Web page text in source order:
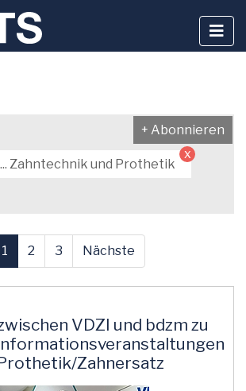
+ Abonnieren
Zahntechnik und Prothetik
x
1 2 3 Nächste
VDZI und bdzm zu
Zahnersatz